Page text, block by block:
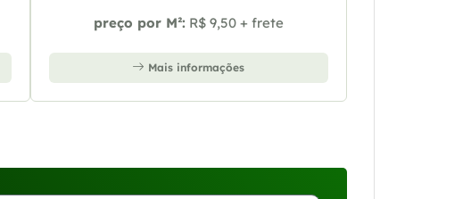
preço por M²: R$ 9,50 + frete
Mais informações